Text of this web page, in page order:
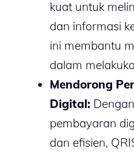
kuat untuk
dan informasi
ini membantu
dalam
Mendorong
Digital:
pembayaran
dan efisien,